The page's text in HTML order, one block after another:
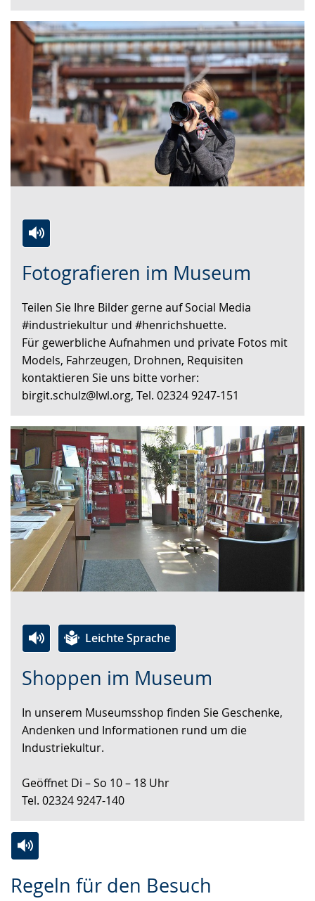
Fotografieren im Museum
Leichten
wechseln.
Audio-
Video
Deutscher
Gebärdensprache
wird
angezeigt.
Teilen Sie Ihre Bilder gerne auf Social Media
#industriekultur und #henrichshuette.
Für gewerbliche Aufnahmen und private Fotos mit
Models, Fahrzeugen, Drohnen, Requisiten
kontaktieren Sie uns bitte vorher:
birgit.schulz@lwl.org, Tel. 02324 9247-151
Shoppen im Museum
Leichte Sprache
Leichten
wechseln.
Audio-
Video
Deutscher
Gebärdensprache
wird
In unserem Museumsshop finden Sie Geschenke,
Andenken und Informationen rund um die
Industriekultur.
Geöffnet Di – So 10 – 18 Uhr
Tel. 02324 9247-140
Regeln für den Besuch
Leichten
Audio-
Video